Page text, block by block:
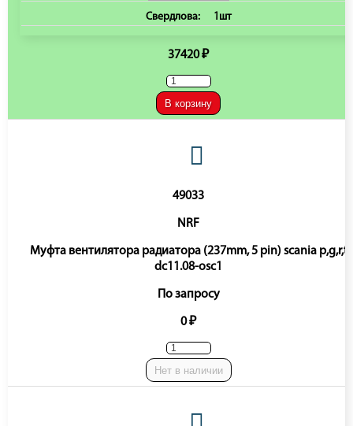
Свердлова: 1шт
37420 ₽
В корзину
49033
NRF
Муфта вентилятора радиатора (237mm, 5 pin) scania p,g,r,t
dc11.08-osc1
По запросу
0 ₽
Нет в наличии